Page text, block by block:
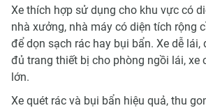
Xe thích hợp sử dụng cho khu vực có
nhà xưởng, nhà máy có diện tích rộng
để dọn sạch rác hay bụi bẩn. Xe dễ
đủ trang thiết bị cho phòng ngồi lái, xe
lớn.
Xe quét rác và bụi bẩn hiệu quả, thu